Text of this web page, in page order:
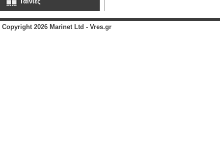
Copyright 2026 Marinet Ltd - Vres.gr